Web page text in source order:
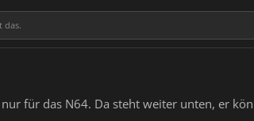
das.
für das N64. Da steht weiter unten, er